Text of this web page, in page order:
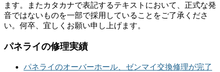
ます。またカタカナで表記するテキストにおいて、正式な発
音ではないものを一部で採用していることをご了承くださ
い。何卒、宜しくお願い申し上げます。
パネライの修理実績
パネライのオーバーホール、ゼンマイ交換修理が完了